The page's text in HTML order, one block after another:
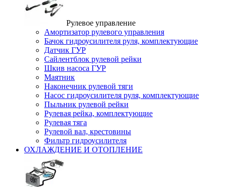
Рулевое управление
Амортизатор рулевого управления
Бачок гидроусилителя руля, комплектующие
Датчик ГУР
Сайлентблок рулевой рейки
Шкив насоса ГУР
Маятник
Наконечник рулевой тяги
Насос гидроусилителя руля, комплектующие
Пыльник рулевой рейки
Рулевая рейка, комплектующие
Рулевая тяга
Рулевой вал, крестовины
Фильтр гидроусилителя
ОХЛАЖДЕНИЕ И ОТОПЛЕНИЕ